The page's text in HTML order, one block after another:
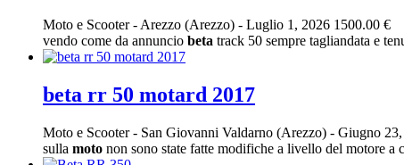
Moto e Scooter-Arezzo (Arezzo) - Luglio 1, 2026 1500.00 €
vendo come da annuncio beta track 50 sempre tagliandata e
beta rr 50 motard 2017
Moto e Scooter- San Giovanni Valdarno (Arezzo) - Giugno
sulla moto non sono state fatte modifiche a livello del motore a